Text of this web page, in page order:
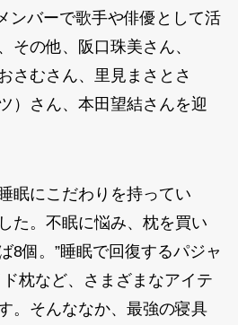
ンバーで歌手や俳優として活
その他、阪口珠美さん、
さむさん、里見まさとさ
）さん、本田望結さんを迎
眠にこだわりを持ってい
た。不眠に悩み、枕を買い
8個。”睡眠で回復するパジャ
枕など、さまざまなアイテ
。そんななか、最強の寝具